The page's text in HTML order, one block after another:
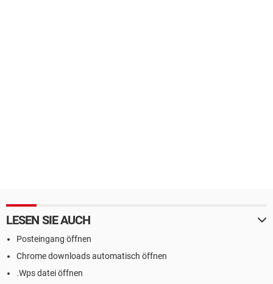
LESEN SIE AUCH
Posteingang öffnen
Chrome downloads automatisch öffnen
.Wps datei öffnen